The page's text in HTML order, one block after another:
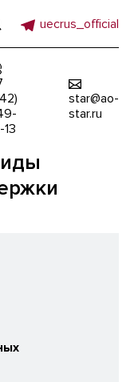
uecrus_official
13
star@ao-
star.ru